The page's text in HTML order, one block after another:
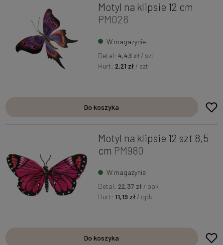
Motyl na klipsie 12 cm
PM026
W magazynie
Detal: 4,43 zł / szt
Hurt:2,21 zł / szt
Do koszyka
Motyl na klipsie 12 szt 8,5
cm PM980
W magazynie
Detal: 22,37 zł / opk
Hurt: 11,19 zł / opk
Do koszyka